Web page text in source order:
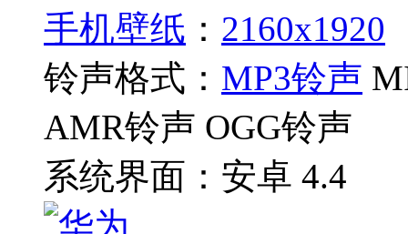
手机壁纸 ： 2160x1920
铃声格式： MP3铃声
AMR铃声 OGG铃声
系统界面： 安卓 4.4